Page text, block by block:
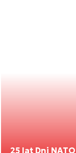
25 lat Dni